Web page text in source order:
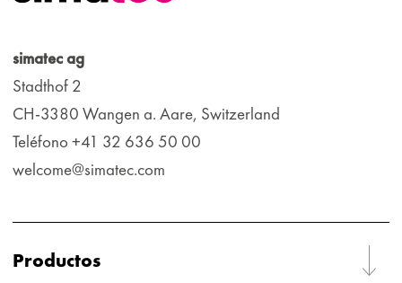
simatec ag
Stadthof 2
CH-3380 Wangen a. Aare, Switzerland
Teléfono +41 32 636 50 00
welcome@simatec.com
Productos